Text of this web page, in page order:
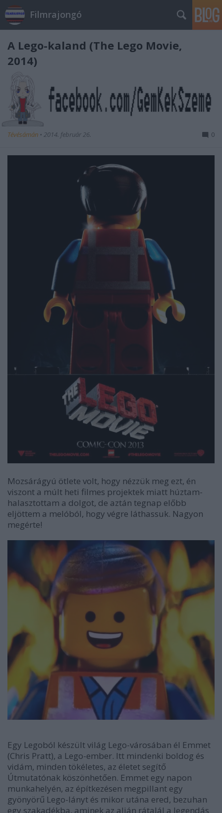
Filmrajongó
A Lego-kaland (The Lego Movie,
2014)
Tévésámán • 2014. február 26. 0
Mozsárágyú ötlete volt, hogy nézzük meg ezt, én
viszont a múlt heti filmes projektek miatt húztam-
halasztottam a dolgot, de aztán tegnap előbb
eljöttem a melóból, hogy végre láthassuk. Nagyon
megérte!
Egy Legoból készült világ Lego-városában él Emmet
(Chris Pratt), a Lego-ember. Itt mindenki boldog és
vidám, minden tökéletes, az életet segítő
Útmutatónak köszönhetően. Emmet egy napon
munkahelyén, az építkezésen megpillant egy
gyönyörű Lego-lányt és mikor utána ered, bezuhan
egy szakadékba, aminek az alján rátalál a legendás